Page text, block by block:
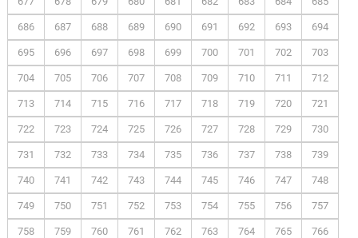
686 687 688 689 690 691 692 693 694
695 696 697 698 699 700 701 702 703
704 705 706 707 708 709 710 711 712
713 714 715 716 717 718 719 720 721
722 723 724 725 726 727 728 729 730
731 732 733 734 735 736 737 738 739
740 741 742 743 744 745 746 747 748
749 750 751 752 753 754 755 756 757
758 759 760 761 762 763 764 765 766